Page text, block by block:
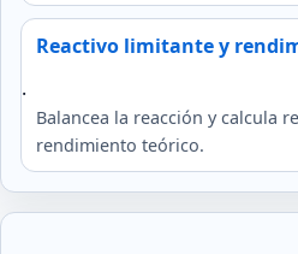
Reactivo limitante y
.
Balancea la reacción y calcula
rendimiento teórico.